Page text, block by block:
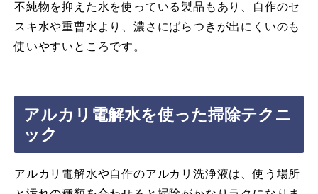
不純物を抑えた水を使っている製品もあり、自作のセ
スキ水や重曹水より、濃さにばらつきが出にくいのも
使いやすいところです。
アルカリ電解水を使った掃除テクニ
ック
アルカリ電解水や自作のアルカリ洗浄液は、使う場所